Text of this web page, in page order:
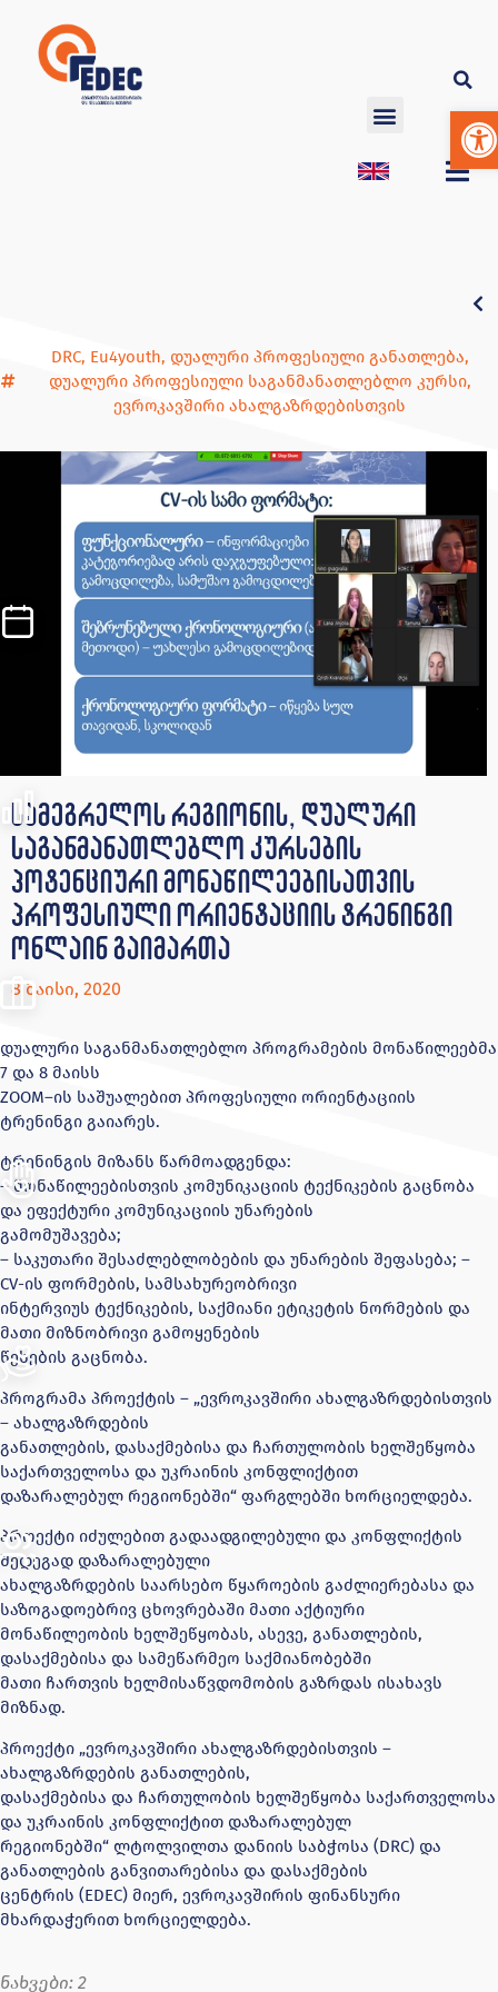
DRC, Eu4youth, დუალური პროფესიული განათლება,
დუალური პროფესიული საგანმანათლებლო კურსი,
ევროკავშირი ახალგაზრდებისთვის
სამეგრელოს რეგიონის, დუალური
საგანმანათლებლო კურსების
პოტენციური მონაწილეებისათვის
პროფესიული ორიენტაციის ტრენინგი
ონლაინ გაიმართა
8 მაისი, 2020
დუალური საგანმანათლებლო პროგრამების მონაწილეებმა
7 და 8 მაისს
ZOOM–ის საშუალებით პროფესიული ორიენტაციის
ტრენინგი გაიარეს.
ტრენინგის მიზანს წარმოადგენდა:
– მონაწილეებისთვის კომუნიკაციის ტექნიკების გაცნობა
და ეფექტური კომუნიკაციის უნარების
გამომუშავება;
– საკუთარი შესაძლებლობების და უნარების შეფასება; –
CV-ის ფორმების, სამსახურეობრივი
ინტერვიუს ტექნიკების, საქმიანი ეტიკეტის ნორმების და
მათი მიზნობრივი გამოყენების
წესების გაცნობა.
პროგრამა პროექტის – „ევროკავშირი ახალგაზრდებისთვის
– ახალგაზრდების
განათლების, დასაქმებისა და ჩართულობის ხელშეწყობა
საქართველოსა და უკრაინის კონფლიქტით
დაზარალებულ რეგიონებში“ ფარგლებში ხორციელდება.
პროექტი იძულებით გადაადგილებული და კონფლიქტის
შედეგად დაზარალებული
ახალგაზრდების საარსებო წყაროების გაძლიერებასა და
საზოგადოებრივ ცხოვრებაში მათი აქტიური
მონაწილეობის ხელშეწყობას, ასევე, განათლების,
დასაქმებისა და სამეწარმეო საქმიანობებში
მათი ჩართვის ხელმისაწვდომობის გაზრდას ისახავს
მიზნად.
პროექტი „ევროკავშირი ახალგაზრდებისთვის –
ახალგაზრდების განათლების,
დასაქმებისა და ჩართულობის ხელშეწყობა საქართველოსა
და უკრაინის კონფლიქტით დაზარალებულ
რეგიონებში“ ლტოლვილთა დანიის საბჭოსა (DRC) და
განათლების განვითარებისა და დასაქმების
ცენტრის (EDEC) მიერ, ევროკავშირის ფინანსური
მხარდაჭერით ხორციელდება.
ნახვები: 2